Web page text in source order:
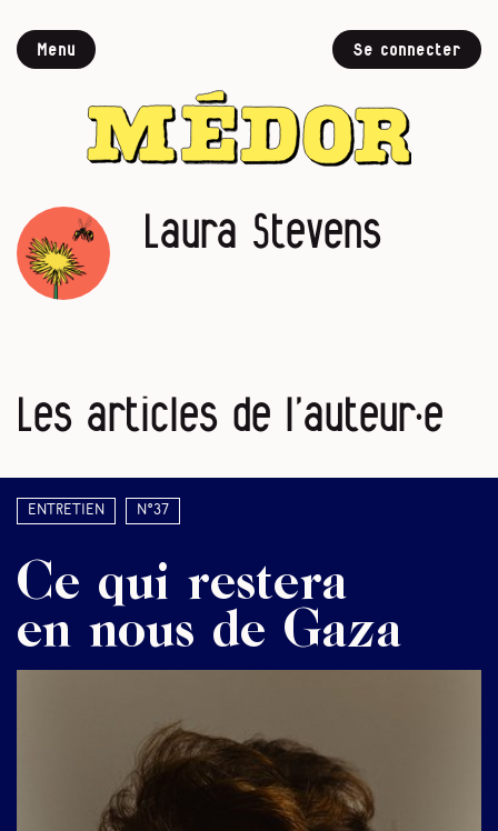
Menu Se connecter
Laura Stevens
Les articles de l’auteur·e
Entretien N°37
Ce qui restera
en nous de Gaza